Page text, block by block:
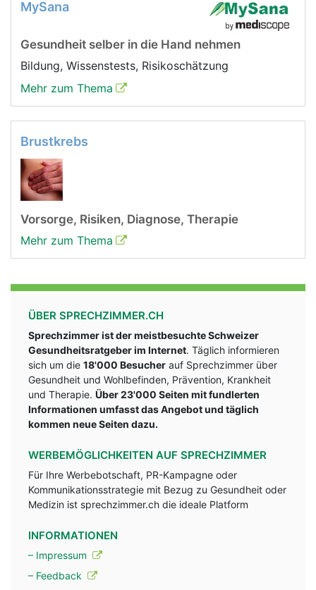
MySana
Gesundheit selber in die Hand nehmen
Bildung, Wissenstests, Risikoschätzung
Mehr zum Thema
Brustkrebs
Vorsorge, Risiken, Diagnose, Therapie
Mehr zum Thema
ÜBER SPRECHZIMMER.CH
Sprechzimmer ist der meistbesuchte Schweizer
Gesundheitsratgeber im Internet. Täglich informieren
sich um die 18'000 Besucher auf Sprechzimmer über
Gesundheit und Wohlbefinden, Prävention, Krankheit
und Therapie. Über 23'000 Seiten mit fundlerten
Informationen umfasst das Angebot und täglich
kommen neue Seiten dazu.
WERBEMÖGLICHKEITEN AUF SPRECHZIMMER
Für Ihre Werbebotschaft, PR-Kampagne oder
Kommunikationsstrategie mit Bezug zu Gesundheit oder
Medizin ist sprechzimmer.ch die ideale Platform
INFORMATIONEN
– Impressum
– Feedback